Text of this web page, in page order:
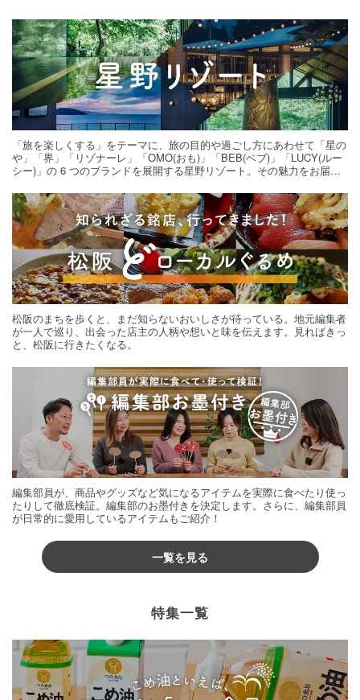
「旅を楽しくする」をテーマに、旅の目的や過ごし方にあわせて「星の
や」「界」「リゾナーレ」「OMO(おも)」「BEB(ベブ)」「LUCY(ルー
シー)」の 6 つのブランドを展開する星野リゾート。その魅力をお届け
松阪のまちを歩くと、まだ知らないおいしさが待っている。地元編集者
が一人で巡り、出会った店主の人柄や想いと味を伝えます。見ればきっ
と、松阪に行きたくなる。
編集部員が、商品やグッズなど気になるアイテムを実際に食べたり使っ
たりして徹底検証。編集部のお墨付きを決定します。さらに、編集部員
が日常的に愛用しているアイテムもご紹介！
一覧を見る
特集一覧